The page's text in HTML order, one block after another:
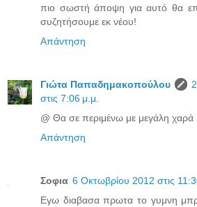
πιο σωστή άποψη για αυτό θα
συζητήσουμε εκ νέου!
Απάντηση
Γιώτα Παπαδημακοπούλου
στις 7:06 μ.μ.
@ Θα σε περιμένω με μεγάλη χαρά
Απάντηση
Σοφια 6 Οκτωβρίου 2012 στις
Εγω διαβασα πρωτα το γυμνη